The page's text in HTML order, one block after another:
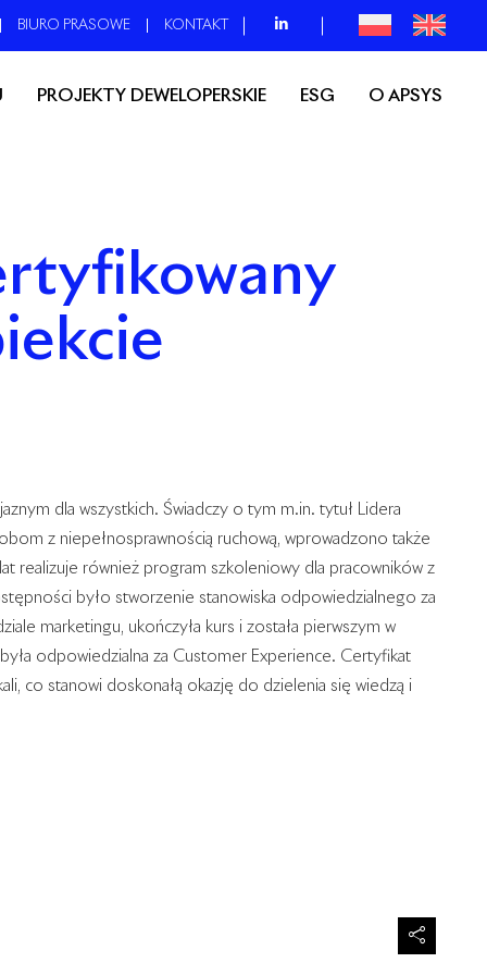
BIURO PRASOWE KONTAKT
PROJEKTY DEWELOPERSKIE ESG O APSYS
dla wszystkich. Świadczy o tym m.in. tytuł Lidera
z niepełnosprawnością ruchową, wprowadzono także
realizuje również program szkoleniowy dla pracowników z
było stworzenie stanowiska odpowiedzialnego za
marketingu, ukończyła kurs i została pierwszym w
odpowiedzialna za Customer Experience. Certyfikat
co stanowi doskonałą okazję do dzielenia się wiedzą i